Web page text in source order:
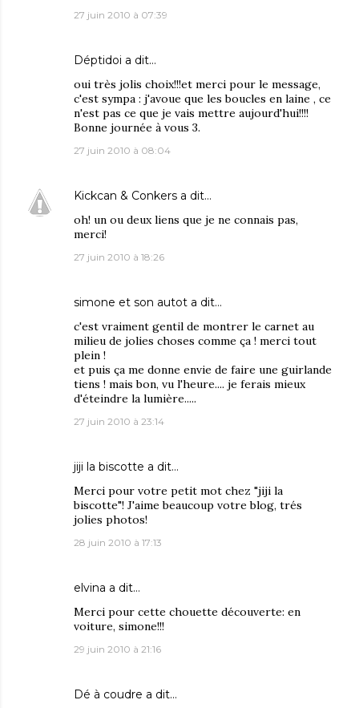
27 juin 2010 à 07:39
Déptidoi a dit…
oui très jolis choix!!!et merci pour le message,
c'est sympa : j'avoue que les boucles en laine , ce
n'est pas ce que je vais mettre aujourd'hui!!!!
Bonne journée à vous 3.
27 juin 2010 à 08:04
Kickcan & Conkers a dit…
oh! un ou deux liens que je ne connais pas,
merci!
27 juin 2010 à 18:26
simone et son autot a dit…
c'est vraiment gentil de montrer le carnet au
milieu de jolies choses comme ça ! merci tout
plein !
et puis ça me donne envie de faire une guirlande
tiens ! mais bon, vu l'heure.... je ferais mieux
d'éteindre la lumière.....
27 juin 2010 à 23:14
jiji la biscotte a dit…
Merci pour votre petit mot chez "jiji la
biscotte"! J'aime beaucoup votre blog, trés
jolies photos!
28 juin 2010 à 17:13
elvina a dit…
Merci pour cette chouette découverte: en
voiture, simone!!!
29 juin 2010 à 21:16
Dé à coudre a dit…